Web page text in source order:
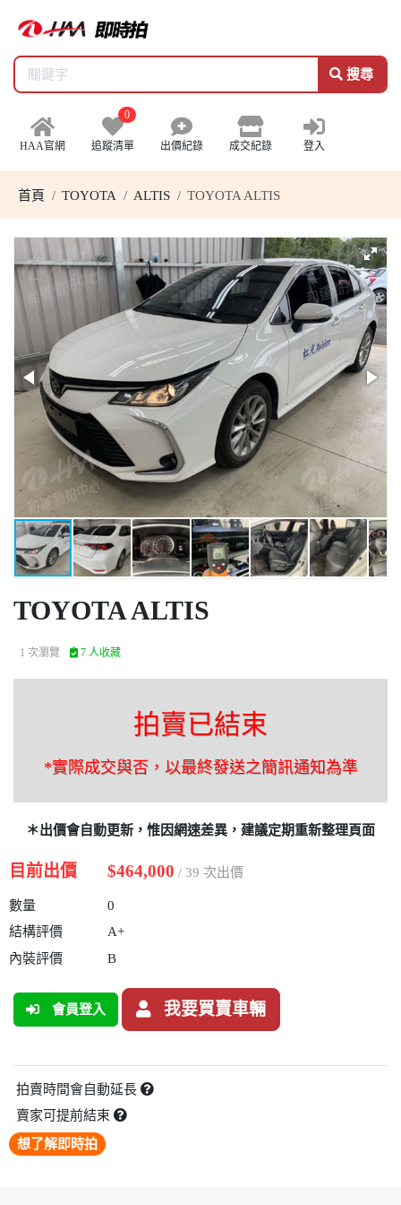
搜尋
HAA官網
0
追蹤清單 出價紀錄 成交紀錄 登入
首頁 TOYOTA ALTIS TOYOTA ALTIS
TOYOTA ALTIS
1 次瀏覽 7 人收藏
拍賣已結束
*實際成交與否，以最終發送之簡訊通知為準
＊出價會自動更新，惟因網速差異，建議定期重新整理頁面
目前出價 $464,000 / 39 次出價
數量
0
結構評價
A+
內裝評價
B
會員登入 我要買賣車輛
拍賣時間會自動延長
賣家可提前結束
想了解即時拍